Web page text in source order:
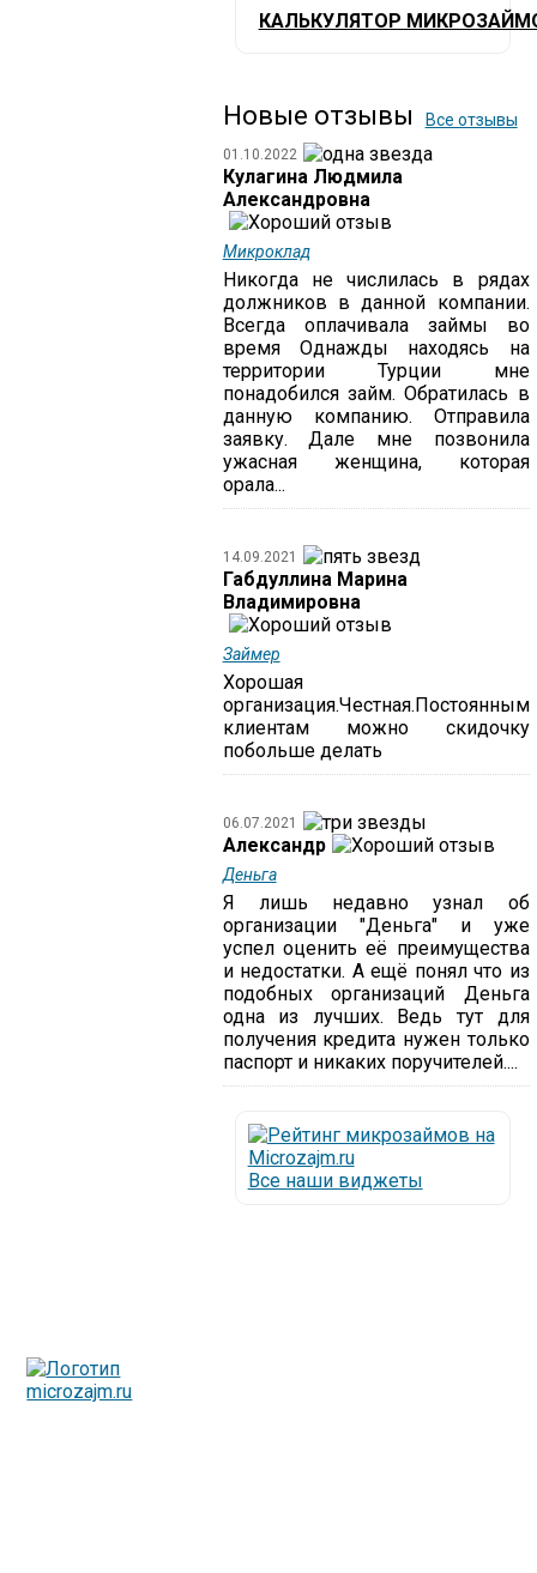
КАЛЬКУЛЯТОР
Новые отзывы Все отзывы
01.10.2022
Кулагина Людмила
Александровна
Микроклад
Никогда не числилась в рядах
должников в данной компании.
Всегда оплачивала займы во
время Однажды находясь на
территории Турции мне
понадобился займ. Обратилась в
данную компанию. Отправила
заявку. Дале мне позвонила
ужасная женщина, которая
орала...
14.09.2021
Габдуллина Марина
Владимировна
Займер
Хорошая
организация.Честная.Постоянным
клиентам можно скидочку
побольше делать
06.07.2021
Александр
Деньга
Я лишь недавно узнал об
организации "Деньга" и уже
успел оценить её преимущества
и недостатки. А ещё понял что из
подобных организаций Деньга
одна из лучших. Ведь тут для
получения кредита нужен только
паспорт и никаких поручителей....
Все наши виджеты